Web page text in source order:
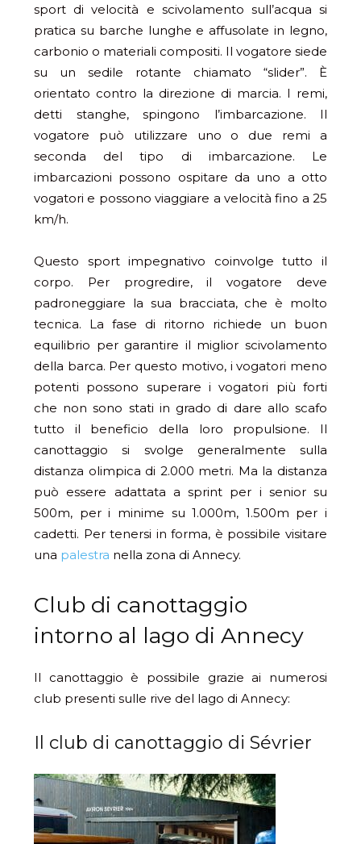
sport di velocità e scivolamento sull’acqua si
pratica su barche lunghe e affusolate in legno,
carbonio o materiali compositi. Il vogatore siede
su un sedile rotante chiamato “slider”. È
orientato contro la direzione di marcia. I remi,
detti stanghe, spingono l’imbarcazione. Il
vogatore può utilizzare uno o due remi a
seconda del tipo di imbarcazione. Le
imbarcazioni possono ospitare da uno a otto
vogatori e possono viaggiare a velocità fino a 25
km/h.
Questo sport impegnativo coinvolge tutto il
corpo. Per progredire, il vogatore deve
padroneggiare la sua bracciata, che è molto
tecnica. La fase di ritorno richiede un buon
equilibrio per garantire il miglior scivolamento
della barca. Per questo motivo, i vogatori meno
potenti possono superare i vogatori più forti
che non sono stati in grado di dare allo scafo
tutto il beneficio della loro propulsione. Il
canottaggio si svolge generalmente sulla
distanza olimpica di 2.000 metri. Ma la distanza
può essere adattata a sprint per i senior su
500m, per i minime su 1.000m, 1.500m per i
cadetti. Per tenersi in forma, è possibile visitare
una palestra nella zona di Annecy.
Club di canottaggio
intorno al lago di Annecy
Il canottaggio è possibile grazie ai numerosi
club presenti sulle rive del lago di Annecy:
Il club di canottaggio di Sévrier